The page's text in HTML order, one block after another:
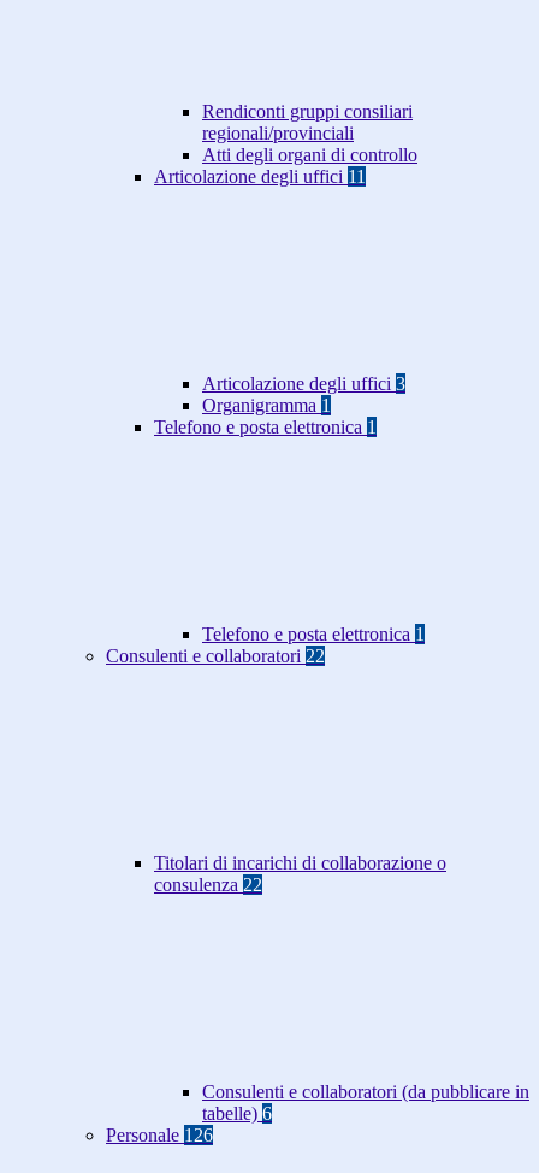
Rendiconti gruppi consiliari
regionali/provinciali
Atti degli organi di controllo
Articolazione degli uffici 11
Articolazione degli uffici 3
Organigramma 1
Telefono e posta elettronica 1
Telefono e posta elettronica 1
Consulenti e collaboratori 22
Titolari di incarichi di collaborazione o
consulenza 22
Consulenti e collaboratori (da pubblicare in
tabelle) 6
Personale 126